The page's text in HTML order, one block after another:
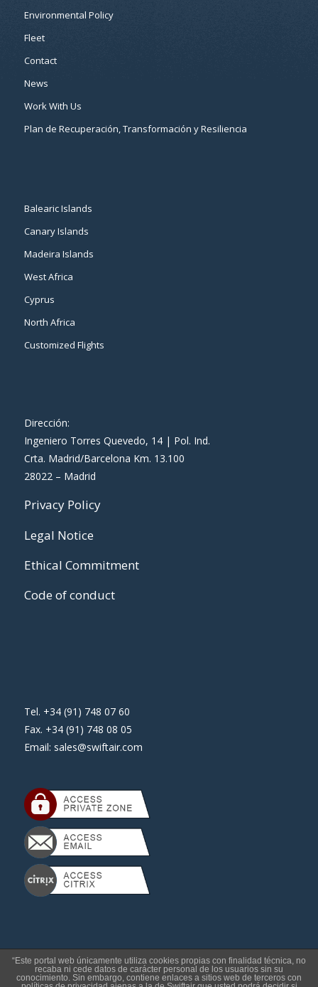
Environmental Policy
Fleet
Contact
News
Work With Us
Plan de Recuperación, Transformación y Resiliencia
Balearic Islands
Canary Islands
Madeira Islands
West Africa
Cyprus
North Africa
Customized Flights
Dirección:
Ingeniero Torres Quevedo, 14 | Pol. Ind.
Crta. Madrid/Barcelona Km. 13.100
28022 – Madrid
Privacy Policy
Legal Notice
Ethical Commitment
Code of conduct
Tel. +34 (91) 748 07 60
Fax. +34 (91) 748 08 05
Email: sales@swiftair.com
“Este portal web únicamente utiliza cookies propias con finalidad técnica, no
recaba ni cede datos de carácter personal de los usuarios sin su
conocimiento. Sin embargo, contiene enlaces a sitios web de terceros con